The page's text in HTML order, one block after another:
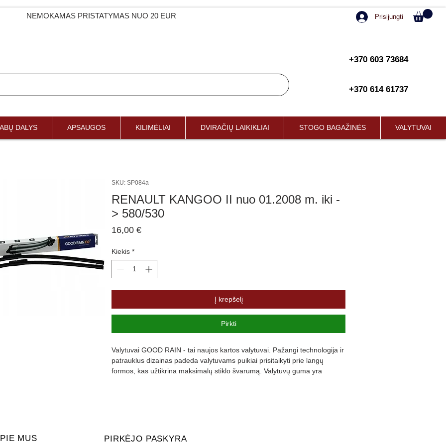
NEMOKAMAS PRISTATYMAS NUO 20 EUR Prisijungti
+370 603 73684
+370 614 61737
DALYS APSAUGOS KILIMĖLIAI DVIRAČIŲ LAIKIKLIAI STOGO BAGAŽINĖS VALYTUVAI
SKU: SP084a
RENAULT KANGOO II nuo 01.2008 m. iki -
> 580/530
16,00 €Price
Kiekis *
Į krepšelį
Pirkti
Valytuvai GOOD RAIN - tai naujos kartos valytuvai. Pažangi technologija ir
patrauklus dizainas padeda valytuvams puikiai prisitaikyti prie langų
formos, kas užtikrina maksimalų stiklo švarumą. Valytuvų guma yra
MUS PIRKĖJO PASKYRA